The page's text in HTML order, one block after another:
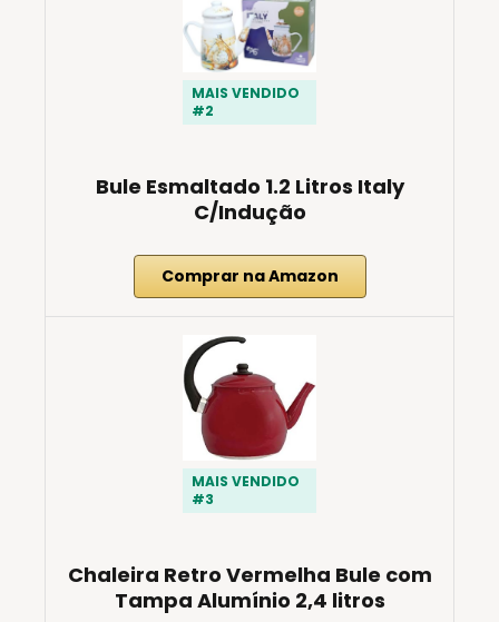
MAIS VENDIDO
#2
Bule Esmaltado 1.2 Litros Italy
C/Indução
Comprar na Amazon
MAIS VENDIDO
#3
Chaleira Retro Vermelha Bule com
Tampa Alumínio 2,4 litros